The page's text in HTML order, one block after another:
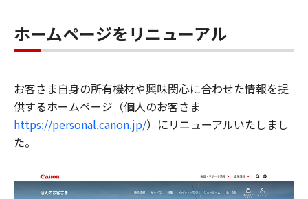
ホームページをリニューアル
お客さま自身の所有機材や興味関心に合わせた情報を提
供するホームページ（個人のお客さま
https://personal.canon.jp/）にリニューアルいたしまし
た。